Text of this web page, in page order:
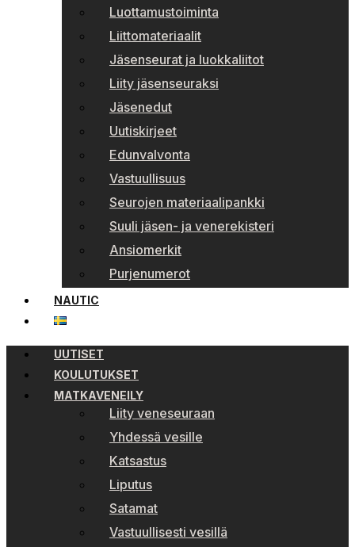
Luottamustoiminta
Liittomateriaalit
Jäsenseurat ja luokkaliitot
Liity jäsenseuraksi
Jäsenedut
Uutiskirjeet
Edunvalvonta
Vastuullisuus
Seurojen materiaalipankki
Suuli jäsen- ja venerekisteri
Ansiomerkit
Purjenumerot
NAUTIC
UUTISET
KOULUTUKSET
MATKAVENEILY
Liity veneseuraan
Yhdessä vesille
Katsastus
Liputus
Satamat
Vastuullisesti vesillä